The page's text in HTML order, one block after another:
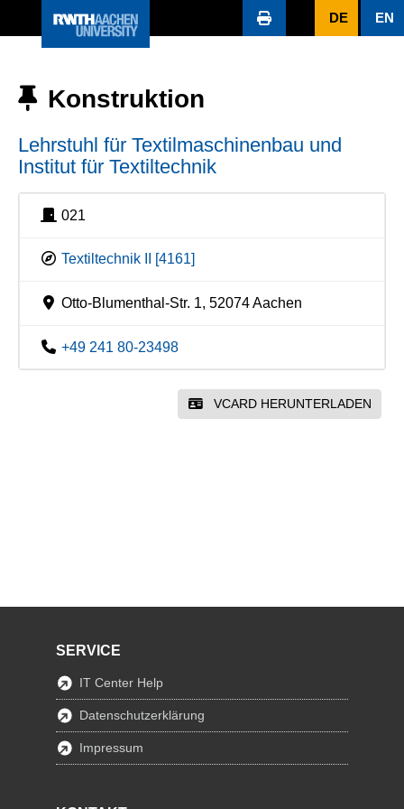
DE EN
Konstruktion
Lehrstuhl für Textilmaschinenbau und
Institut für Textiltechnik
021
Textiltechnik II [4161]
Otto-Blumenthal-Str. 1, 52074 Aachen
+49 241 80-23498
VCARD HERUNTERLADEN
SERVICE
IT Center Help
Datenschutzerklärung
Impressum